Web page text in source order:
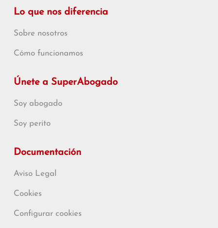
Lo que nos diferencia
Sobre nosotros
Cómo funcionamos
Únete a SuperAbogado
Soy abogado
Soy perito
Documentación
Aviso Legal
Cookies
Configurar cookies